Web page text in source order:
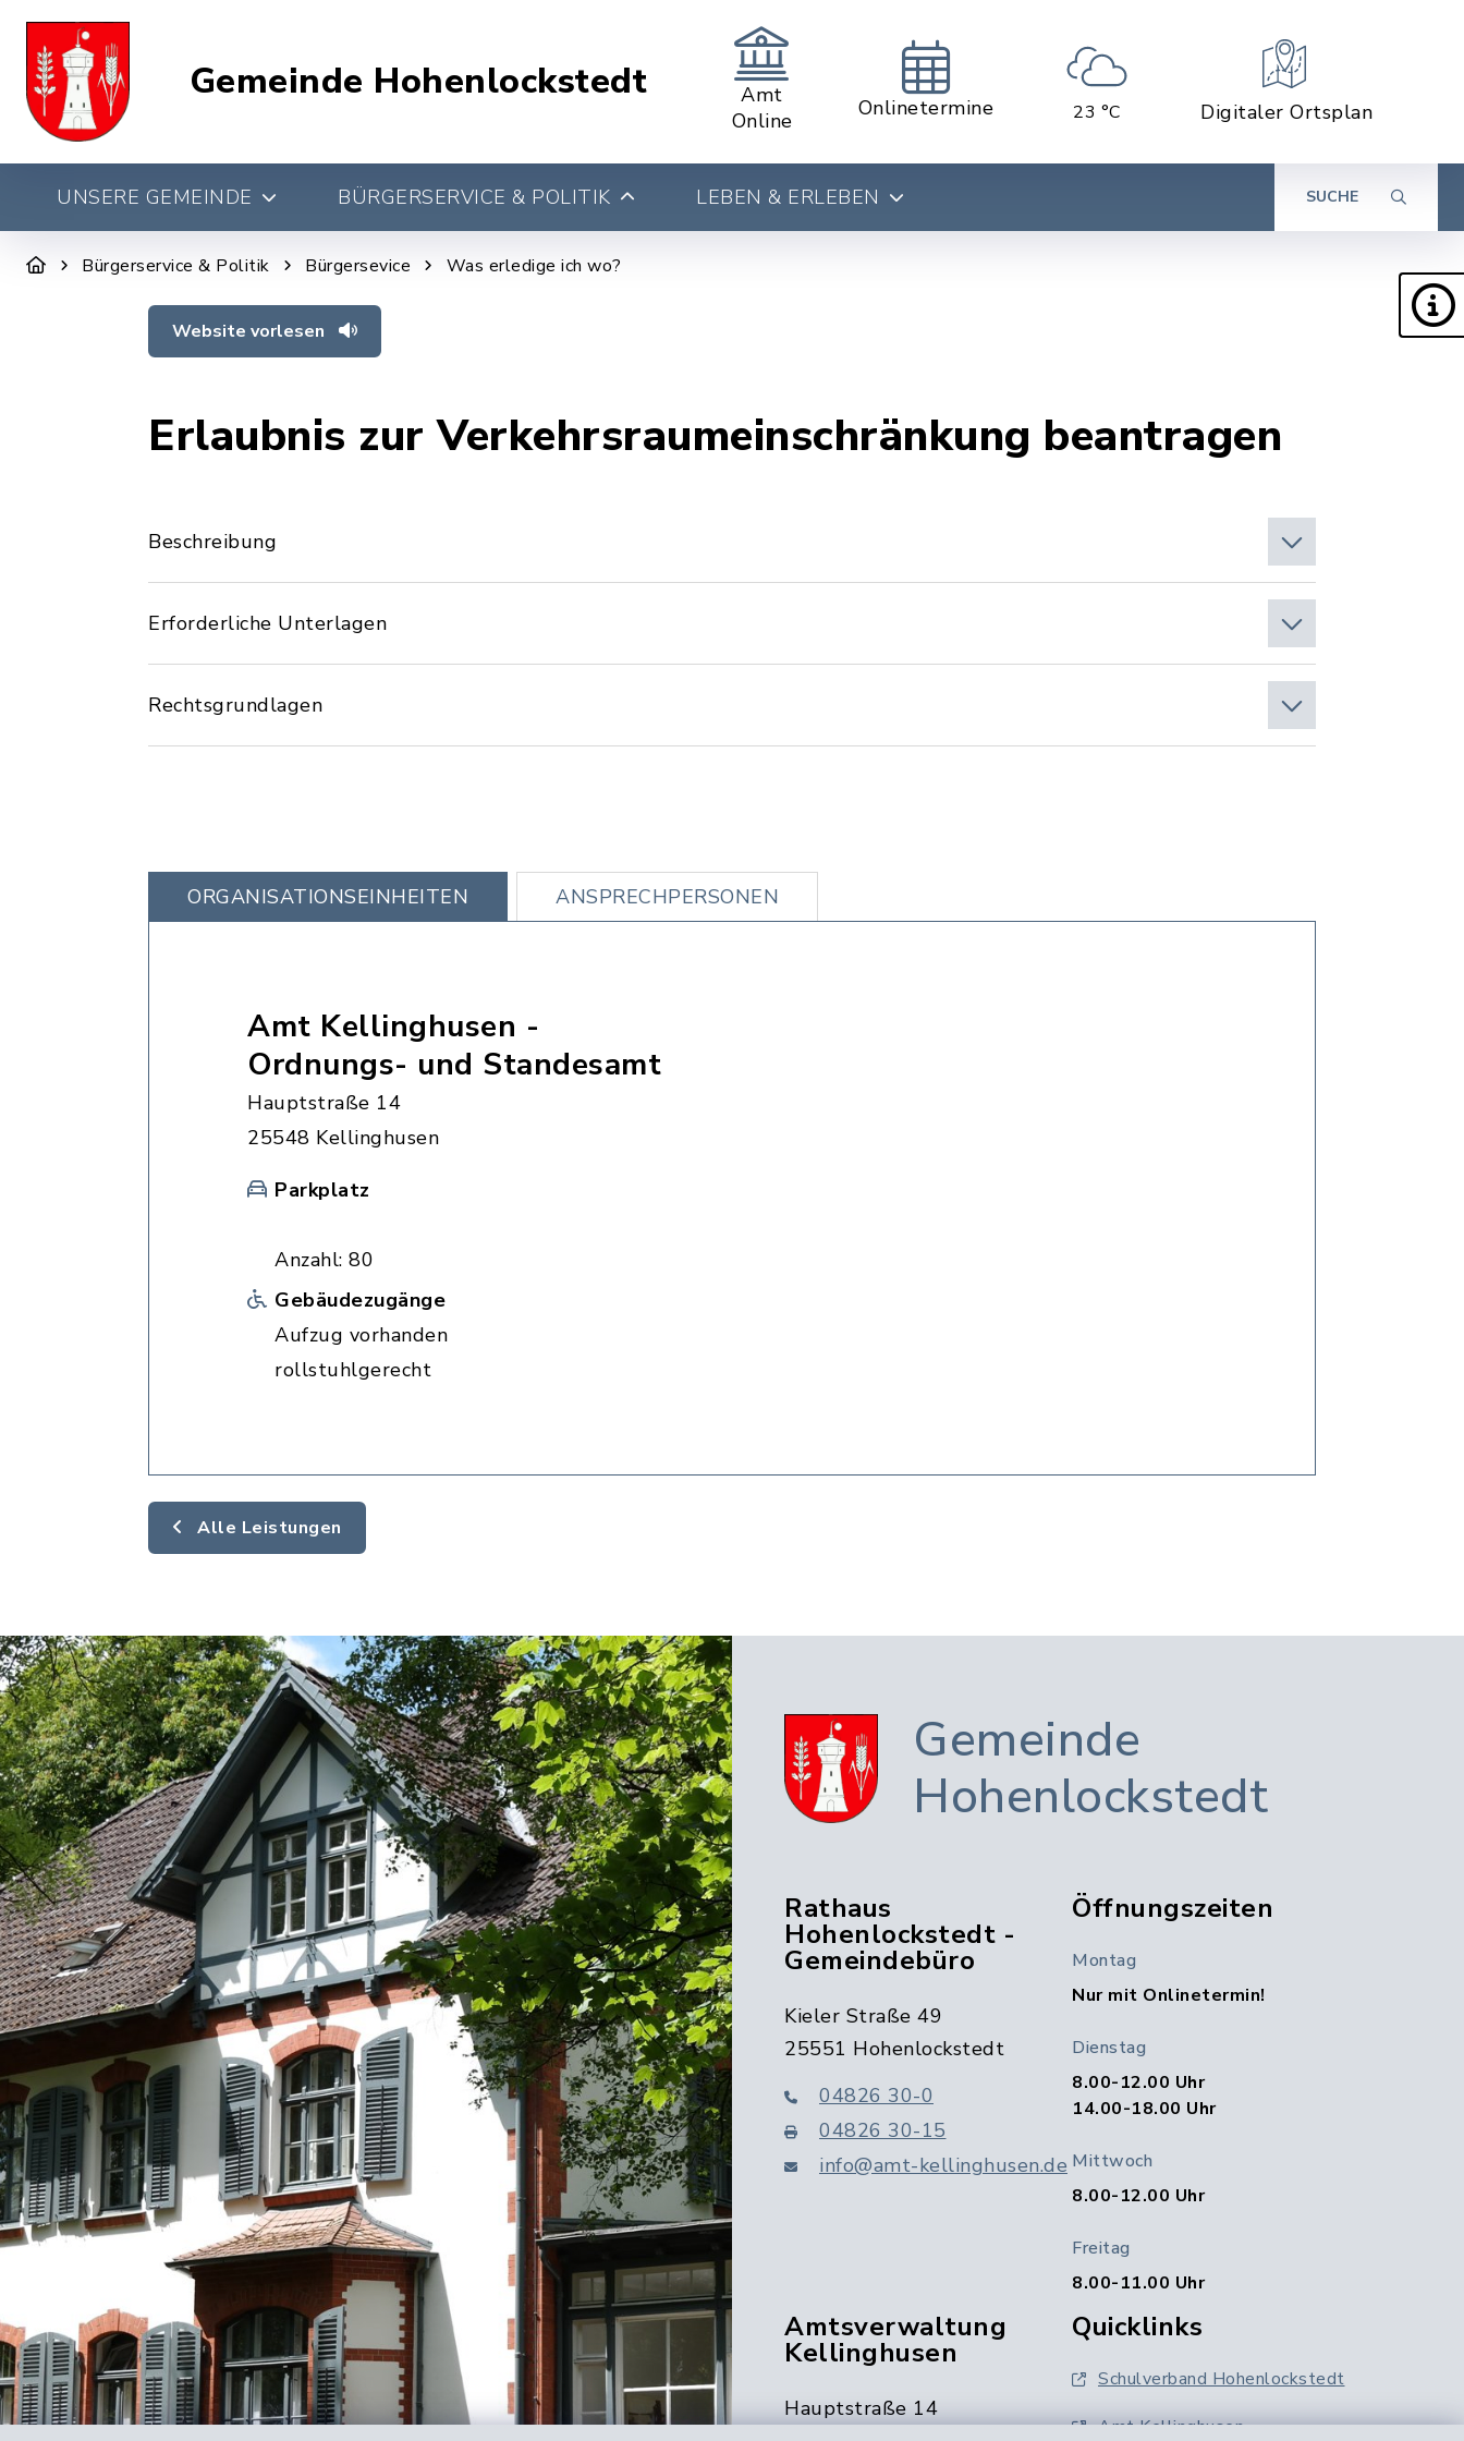
Gemeinde Hohenlockstedt
Amt
Online
Onlinetermine 23 °C Digitaler Ortsplan
UNSERE GEMEINDE BÜRGERSERVICE & POLITIK LEBEN & ERLEBEN SUCHE
Bürgerservice & Politik Bürgersevice Was erledige ich wo?
Website vorlesen
Erlaubnis zur Verkehrsraumeinschränkung beantragen
Beschreibung
Erforderliche Unterlagen
Rechtsgrundlagen
ORGANISATIONS­EINHEITEN ANSPRECHPERSONEN
Amt Kellinghusen -
Ordnungs- und Standesamt
Hauptstraße 14
25548 Kellinghusen
Parkplatz
Anzahl: 80
Gebäudezugänge
Aufzug vorhanden
rollstuhlgerecht
Alle Leistungen
Gemeinde
Hohenlockstedt
Rathaus
Hohenlockstedt -
Gemeindebüro
Kieler Straße 49
25551 Hohenlockstedt
04826 30-0
04826 30-15
info@amt-kellinghusen.de
Öffnungszeiten
Montag
Nur mit Onlinetermin!
Dienstag
8.00-12.00 Uhr
14.00-18.00 Uhr
Mittwoch
8.00-12.00 Uhr
Freitag
8.00-11.00 Uhr
Amtsverwaltung
Kellinghusen
Hauptstraße 14
Quicklinks
Schulverband Hohenlockstedt
Amt Kellinghusen